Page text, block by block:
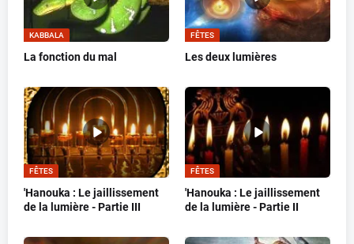
KABBALA
La fonction du mal
FÊTES
Les deux lumières
FÊTES
'Hanouka : Le jaillissement
de la lumière - Partie III
FÊTES
'Hanouka : Le jaillissement
de la lumière - Partie II